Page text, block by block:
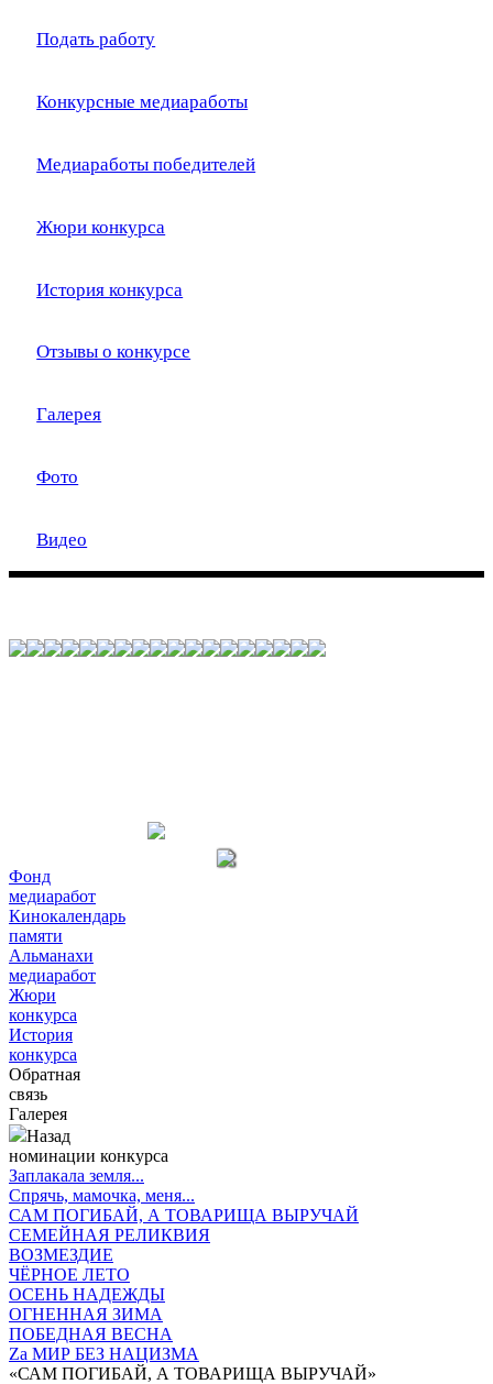
Подать работу
Конкурсные медиаработы
Медиаработы победителей
Жюри конкурса
История конкурса
Отзывы о конкурсе
Галерея
Фото
Видео
Фонд
медиаработ
Кинокалендарь
памяти
Альманахи
медиаработ
Жюри
конкурса
История
конкурса
Обратная
связь
Галерея
Назад
номинации конкурса
Заплакала земля...
Спрячь, мамочка, меня...
САМ ПОГИБАЙ, А ТОВАРИЩА ВЫРУЧАЙ
СЕМЕЙНАЯ РЕЛИКВИЯ
ВОЗМЕЗДИЕ
ЧЁРНОЕ ЛЕТО
ОСЕНЬ НАДЕЖДЫ
ОГНЕННАЯ ЗИМА
ПОБЕДНАЯ ВЕСНА
Zа МИР БЕЗ НАЦИЗМА
«САМ ПОГИБАЙ, А ТОВАРИЩА ВЫРУЧАЙ»